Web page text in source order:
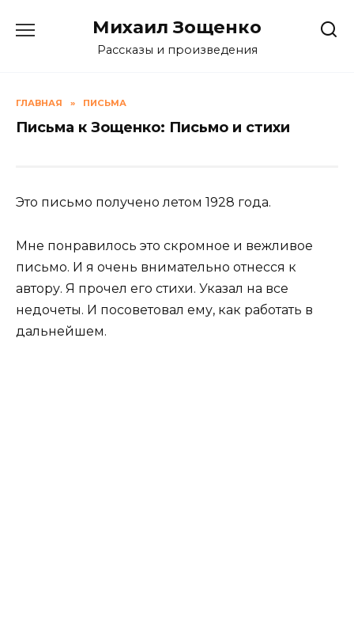
Михаил Зощенко
Рассказы и произведения
ГЛАВНАЯ » ПИСЬМА
Письма к Зощенко: Письмо и стихи
Это письмо получено летом 1928 года.
Мне понравилось это скромное и вежливое
письмо. И я очень внимательно отнесся к
автору. Я прочел его стихи. Указал на все
недочеты. И посоветовал ему, как работать в
дальнейшем.